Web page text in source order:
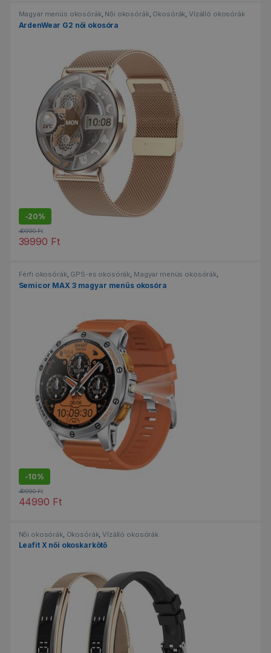
Magyar menüs okosórák, Női okosórák, Okosórák, Vízálló okosórák
ArdenWear G2 női okosóra
-20%
39990 Ft
49990Ft
Ennek a terméknek több variációja van. A változatok a
Férfi okosórák, GPS-es okosórák, Magyar menüs okosórák,
Okosórák , Sportos okosórák Vízálló okosórák
Semicor MAX 3 magyar menüs okosóra
-10%
44990 Ft
49990Ft
Ennek a terméknek több variációja van. A változatok a
Női okosórák, Okosórák,Vízálló okosórák
Leafit X női okoskarkötő